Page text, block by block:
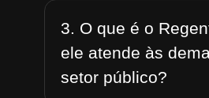
3. O que é o
ele atende às
setor público?